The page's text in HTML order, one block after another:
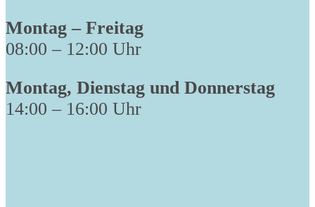
Montag – Freitag
08:00 – 12:00 Uhr
Montag, Dienstag und Donnerstag
14:00 – 16:00 Uhr